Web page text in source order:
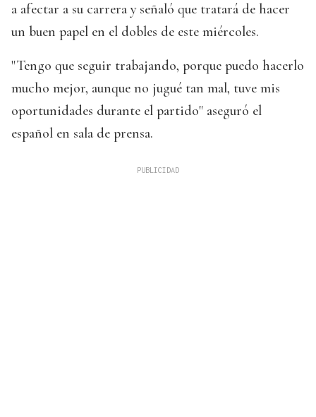
a afectar a su carrera y señaló que tratará de hacer
un buen papel en el dobles de este miércoles.
"Tengo que seguir trabajando, porque puedo hacerlo
mucho mejor, aunque no jugué tan mal, tuve mis
oportunidades durante el partido" aseguró el
español en sala de prensa.